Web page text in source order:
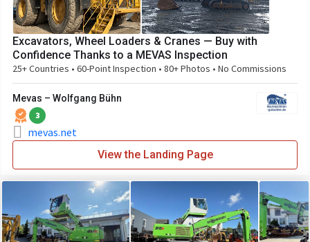
Excavators, Wheel Loaders & Cranes — Buy with
Confidence Thanks to a MEVAS Inspection
25+ Countries • 60-Point Inspection • 80+ Photos • No Commissions
Mevas – Wolfgang Bühn
3
mevas.net
View the Landing Page